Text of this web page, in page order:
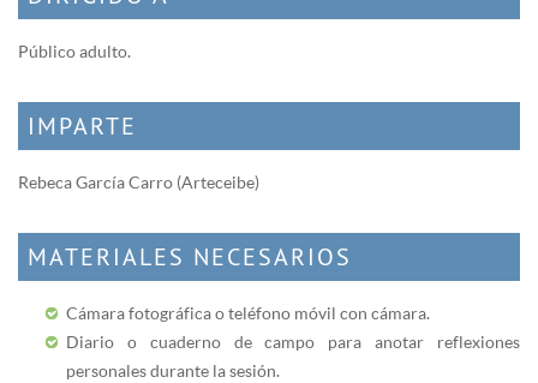
Público adulto.
IMPARTE
Rebeca García Carro (Arteceibe)
MATERIALES NECESARIOS
Cámara fotográfica o teléfono móvil con cámara.
Diario o cuaderno de campo para anotar reflexiones
personales durante la sesión.